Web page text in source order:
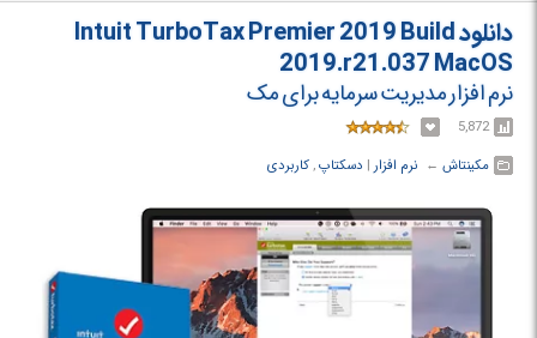
به تمامی گزارشات دست پیدا کنید. همچنین می توانید پرداخت حقوق و دستمزد،
تعداد بیشماری از کارکنان را مدیریت کنید. شما می توانید با استفاده از این نرم
افزار هزینه های انجام گرفته را سازماندهی کنید. همچنین هر ساله می توانید از
اظهارات مالی شرکت و یا فروشگاه خود مطلع شوید و هر بخش را به صورت
اختصاصی مدیریت و ویرایش کنید. این نرم افزار دارای یک بخش انبارداری بسیار
قوی نیز است.
دانلود Intuit TurboTax Premier 2019 Build
2019.r21.037 MacOS
نرم افزار مدیریت سرمایه برای مک
5,872
مکینتاش ← ‏ نرم افزار ‏| دسکتاپ,کاربردی